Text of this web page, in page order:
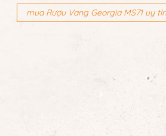
mua Rượu Vang Georgia MS71 uy